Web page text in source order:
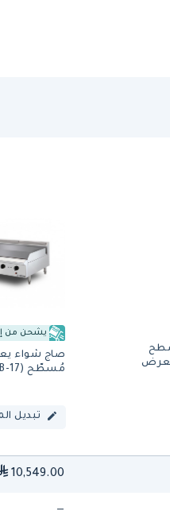
يشحن من
صاج شواء
مُسطّح (GG4B-17) من بيرجايا
تبديل
10,549.00
—